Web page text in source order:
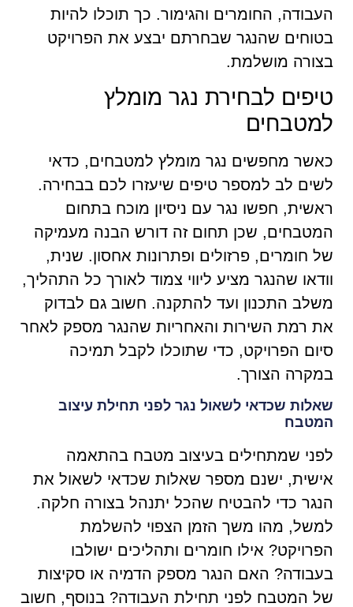
העבודה, החומרים והגימור. כך תוכלו להיות
בטוחים שהנגר שבחרתם יבצע את הפרויקט
בצורה מושלמת.
טיפים לבחירת נגר מומלץ
למטבחים
כאשר מחפשים נגר מומלץ למטבחים, כדאי
לשים לב למספר טיפים שיעזרו לכם בבחירה.
ראשית, חפשו נגר עם ניסיון מוכח בתחום
המטבחים, שכן תחום זה דורש הבנה מעמיקה
של חומרים, פרזולים ופתרונות אחסון. שנית,
וודאו שהנגר מציע ליווי צמוד לאורך כל התהליך,
משלב התכנון ועד להתקנה. חשוב גם לבדוק
את רמת השירות והאחריות שהנגר מספק לאחר
סיום הפרויקט, כדי שתוכלו לקבל תמיכה
במקרה הצורך.
שאלות שכדאי לשאול נגר לפני תחילת עיצוב
המטבח
לפני שמתחילים בעיצוב מטבח בהתאמה
אישית, ישנם מספר שאלות שכדאי לשאול את
הנגר כדי להבטיח שהכל יתנהל בצורה חלקה.
למשל, מהו משך הזמן הצפוי להשלמת
הפרויקט? אילו חומרים ותהליכים ישולבו
בעבודה? האם הנגר מספק הדמיה או סקיצות
של המטבח לפני תחילת העבודה? בנוסף, חשוב